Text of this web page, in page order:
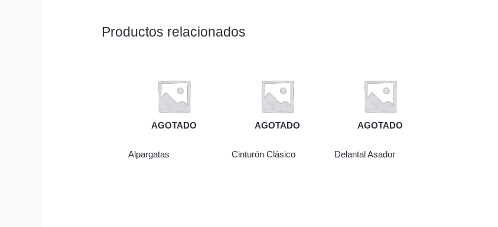
Productos relacionados
AGOTADO
Alpargatas
AGOTADO
Cinturón Clásico
AGOTADO
Delantal Asador